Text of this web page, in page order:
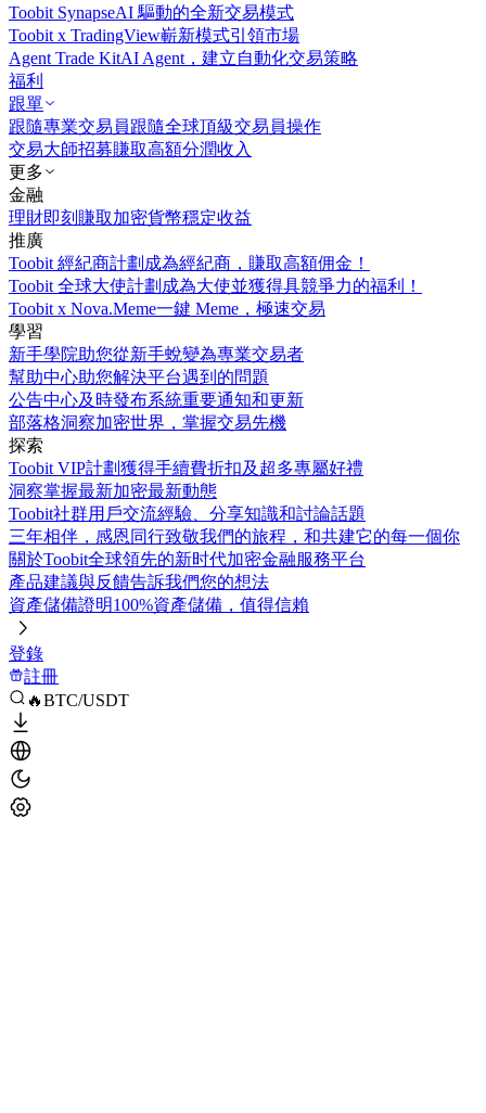
Toobit SynapseAI 驅動的全新交易模式
Toobit x TradingView嶄新模式引領市場
Agent Trade KitAI Agent，建立自動化交易策略
福利
跟單
跟隨專業交易員跟隨全球頂級交易員操作
交易大師招募賺取高額分潤收入
更多
金融
理財即刻賺取加密貨幣穩定收益
推廣
Toobit 經紀商計劃 成為經紀商，賺取高額佣金！
Toobit 全球大使計劃 成為大使並獲得具競爭力的福利！
Toobit x Nova.Meme一鍵 Meme，極速交易
學習
新手學院助您從新手蛻變為專業交易者
幫助中心助您解決平台遇到的問題
公告中心及時發布系統重要通知和更新
部落格洞察加密世界，掌握交易先機
探索
Toobit VIP計劃獲得手續費折扣及超多專屬好禮
洞察掌握最新加密最新動態
Toobit社群用戶交流經驗、分享知識和討論話題
三年相伴，感恩同行致敬我們的旅程，和共建它的每一個你
關於Toobit全球領先的新时代加密金融服務平台
產品建議與反饋告訴我們您的想法
資產儲備證明100%資產儲備，值得信賴
登錄
註冊
🔥BTC/USDT